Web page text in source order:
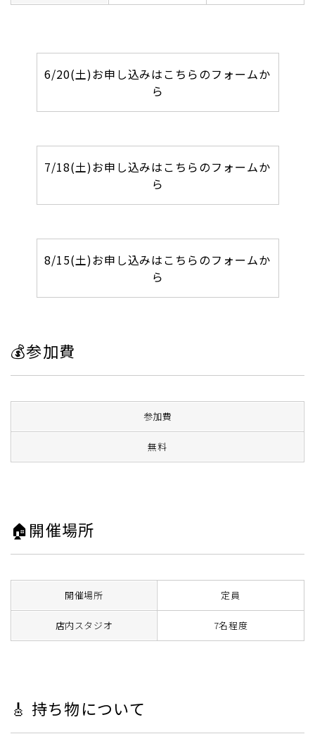
6/20(土)お申し込みはこちらのフォームか
ら
7/18(土)お申し込みはこちらのフォームか
ら
8/15(土)お申し込みはこちらのフォームか
ら
💰参加費
参加費
無料
🏠開催場所
開催場所 定員
店内スタジオ 7名程度
🎸 持ち物について